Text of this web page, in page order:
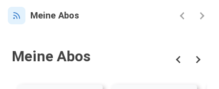
Meine Abos
Meine Abos